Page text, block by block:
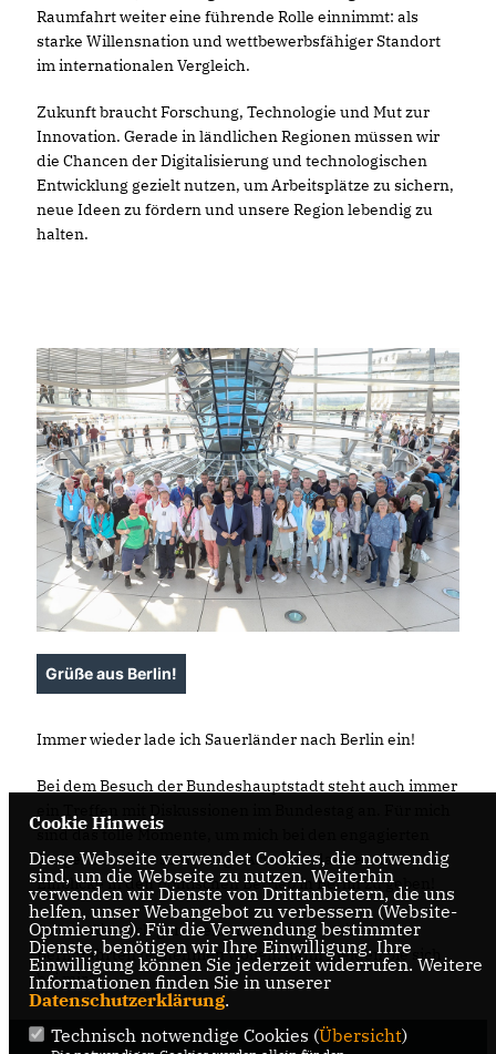
Raumfahrt weiter eine führende Rolle einnimmt: als
starke Willensnation und wettbewerbsfähiger Standort
im internationalen Vergleich.
Zukunft braucht Forschung, Technologie und Mut zur
Innovation. Gerade in ländlichen Regionen müssen wir
die Chancen der Digitalisierung und technologischen
Entwicklung gezielt nutzen, um Arbeitsplätze zu sichern,
neue Ideen zu fördern und unsere Region lebendig zu
halten.
Grüße aus Berlin!
Immer wieder lade ich Sauerländer nach Berlin ein!
Bei dem Besuch der Bundeshauptstadt steht auch immer
sind das tolle Momente, um mich bei den engagierten
Bürgern für ihre so wichtige Arbeit zu danken und
Einblicke in den politischen Betrieb in Berlin zu geben!
Sollten Sie auch gerne einmal an einer meiner
Berlinfahrten teilnehmen wollen, dann melden Sie sich
bei mir.
Cookie Hinweis
Diese Webseite verwendet Cookies, die notwendig
sind, um die Webseite zu nutzen. Weiterhin
verwenden wir Dienste von Drittanbietern, die uns
helfen, unser Webangebot zu verbessern (Website-
Optmierung). Für die Verwendung bestimmter
Dienste, benötigen wir Ihre Einwilligung. Ihre
Einwilligung können Sie jederzeit widerrufen. Weitere
Informationen finden Sie in unserer
Datenschutzerklärung.
Technisch notwendige Cookies (Übersicht)